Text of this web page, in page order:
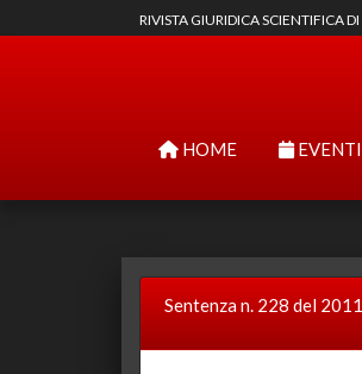
RIVISTA GIURIDICA SCIENTIFICA DI
HOME EVENTI
Sentenza n. 228 del 2011